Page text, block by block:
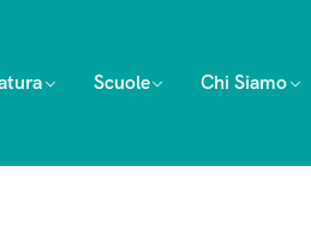
Scuole Chi Siamo